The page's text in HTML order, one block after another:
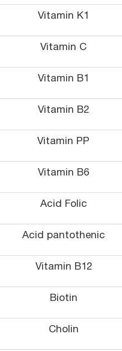
Vitamin K1
Vitamin C
Vitamin B1
Vitamin B2
Vitamin PP
Vitamin B6
Acid Folic
Acid pantothenic
Vitamin B12
Biotin
Cholin